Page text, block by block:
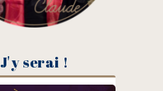
J'y serai !